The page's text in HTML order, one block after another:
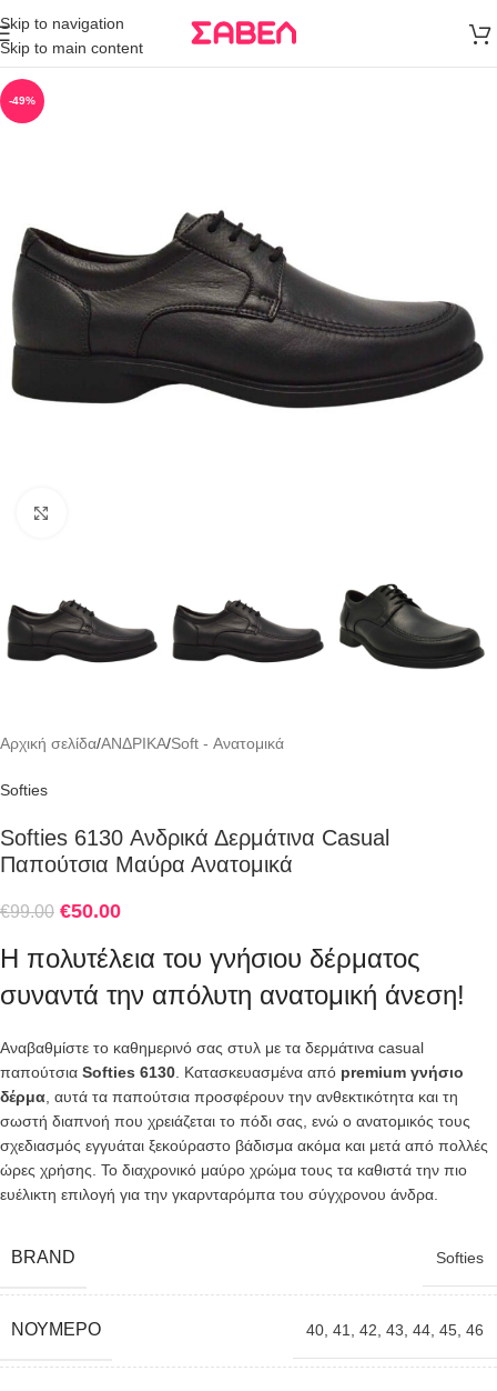
Skip to navigation
Skip to main content
άνω των 80€
Παραγγελία
-49%
Αρχική σελίδα/ΑΝΔΡΙΚΑ/Soft - Ανατομικά
Softies
Softies 6130 Ανδρικά Δερμάτινα Casual
Παπούτσια Μαύρα Ανατομικά
€99.00 €50.00
Η πολυτέλεια του γνήσιου δέρματος
συναντά την απόλυτη ανατομική άνεση!
Αναβαθμίστε το καθημερινό σας στυλ με τα δερμάτινα casual
παπούτσια Softies 6130. Κατασκευασμένα από premium γνήσιο
δέρμα, αυτά τα παπούτσια προσφέρουν την ανθεκτικότητα και τη
σωστή διαπνοή που χρειάζεται το πόδι σας, ενώ ο ανατομικός τους
σχεδιασμός εγγυάται ξεκούραστο βάδισμα ακόμα και μετά από πολλές
ώρες χρήσης. Το διαχρονικό μαύρο χρώμα τους τα καθιστά την πιο
ευέλικτη επιλογή για την γκαρνταρόμπα του σύγχρονου άνδρα.
BRAND Softies
ΝΟΎΜΕΡΟ 40, 41, 42, 43, 44, 45, 46